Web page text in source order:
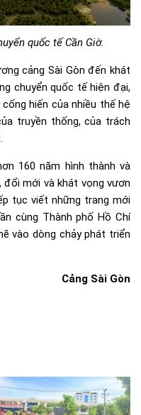
quốc tế Cần Giờ.
cảng Sài Gòn đến khát
chuyển quốc tế hiện đại,
hiến của nhiều thế hệ
truyền thống, của trách
160 năm hình thành và
mới và khát vọng vươn
tục viết những trang mới
cùng Thành phố Hồ Chí
vào dòng chảy phát triển
Cảng Sài Gòn